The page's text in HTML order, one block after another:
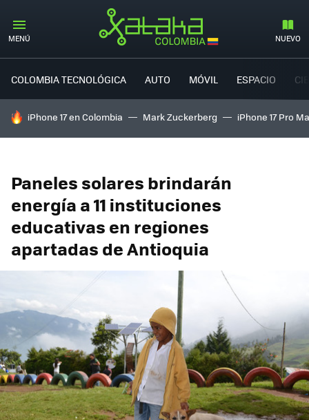
MENÚ NUEVO
COLOMBIA TECNOLÓGICA AUTO MÓVIL ESPACIO
HOY SE HABLA DE
iPhone 17 en Colombia Mark Zuckerberg iPhone 17 Pro
Paneles solares brindarán
energía a 11 instituciones
educativas en regiones
apartadas de Antioquia